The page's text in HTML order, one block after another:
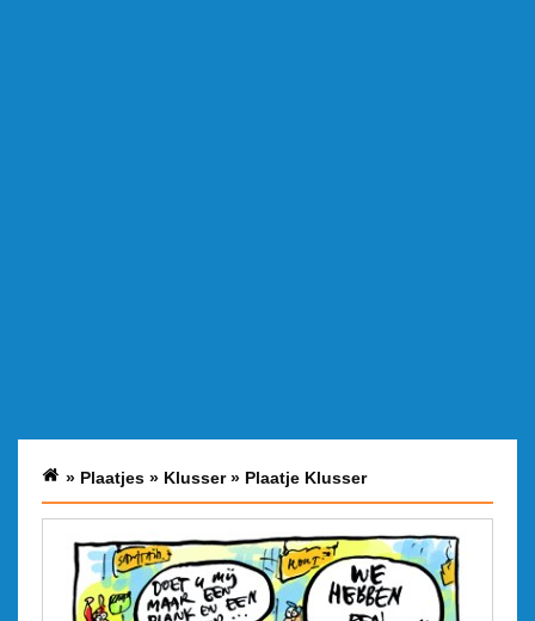
» Plaatjes » Klusser» Plaatje Klusser